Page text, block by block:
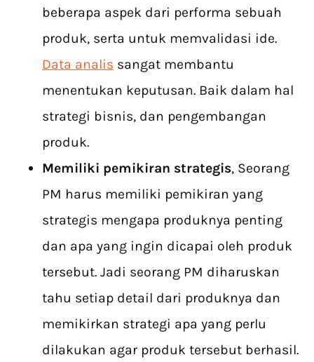
beberapa aspek dari performa sebuah
produk, serta untuk memvalidasi ide.
Data analis sangat membantu
menentukan keputusan. Baik dalam hal
strategi bisnis, dan pengembangan
produk.
Memiliki pemikiran strategis, Seorang
PM harus memiliki pemikiran yang
strategis mengapa produknya penting
dan apa yang ingin dicapai oleh produk
tersebut. Jadi seorang PM diharuskan
tahu setiap detail dari produknya dan
memikirkan strategi apa yang perlu
dilakukan agar produk tersebut berhasil.